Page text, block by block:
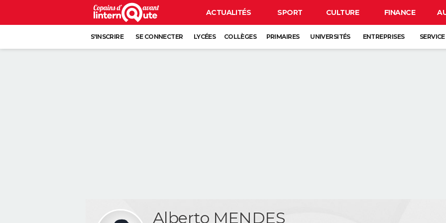
ACTUALITÉS SPORT CULTURE FINANCE
S'INSCRIRE SE CONNECTER LYCÉES COLLÈGES PRIMAIRES UNIVERSITÉS ENTREPRISES
Alberto MENDES